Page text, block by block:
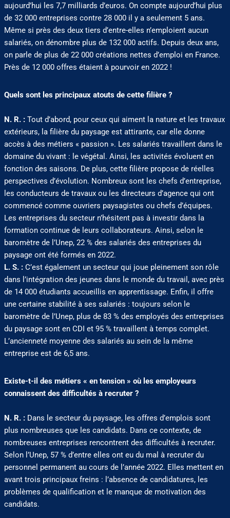
aujourd’hui les 7,7 milliards d’euros. On compte aujourd’hui plus
de 32 000 entreprises contre 28 000 il y a seulement 5 ans.
Même si près des deux tiers d’entre-elles n’emploient aucun
salariés, on dénombre plus de 132 000 actifs. Depuis deux ans,
on parle de plus de 22 000 créations nettes d’emploi en France.
Près de 12 000 offres étaient à pourvoir en 2022 !
Quels sont les principaux atouts de cette filière ?
N. R. : Tout d’abord, pour ceux qui aiment la nature et les travaux
extérieurs, la filière du paysage est attirante, car elle donne
accès à des métiers « passion ». Les salariés travaillent dans le
domaine du vivant : le végétal. Ainsi, les activités évoluent en
fonction des saisons. De plus, cette filière propose de réelles
perspectives d’évolution. Nombreux sont les chefs d’entreprise,
les conducteurs de travaux ou les directeurs d’agence qui ont
commencé comme ouvriers paysagistes ou chefs d’équipes.
Les entreprises du secteur n’hésitent pas à investir dans la
formation continue de leurs collaborateurs. Ainsi, selon le
baromètre de l’Unep, 22 % des salariés des entreprises du
paysage ont été formés en 2022.
L. S. : C’est également un secteur qui joue pleinement son rôle
dans l’intégration des jeunes dans le monde du travail, avec près
de 14 000 étudiants accueillis en apprentissage. Enfin, il offre
une certaine stabilité à ses salariés : toujours selon le
baromètre de l’Unep, plus de 83 % des employés des entreprises
du paysage sont en CDI et 95 % travaillent à temps complet.
L’ancienneté moyenne des salariés au sein de la même
entreprise est de 6,5 ans.
Existe-t-il des métiers « en tension » où les employeurs
connaissent des difficultés à recruter ?
N. R. : Dans le secteur du paysage, les offres d’emplois sont
plus nombreuses que les candidats. Dans ce contexte, de
nombreuses entreprises rencontrent des difficultés à recruter.
Selon l’Unep, 57 % d’entre elles ont eu du mal à recruter du
personnel permanent au cours de l’année 2022. Elles mettent en
avant trois principaux freins : l’absence de candidatures, les
problèmes de qualification et le manque de motivation des
candidats.